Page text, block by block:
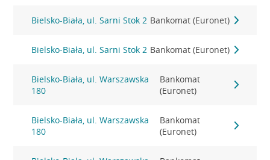
Bielsko-Biała, ul. Sarni Stok 2 Bankomat (Euronet)
Bielsko-Biała, ul. Sarni Stok 2 Bankomat (Euronet)
Bielsko-Biała, ul. Warszawska
180
Bankomat
(Euronet)
Bielsko-Biała, ul. Warszawska
180
Bankomat
(Euronet)